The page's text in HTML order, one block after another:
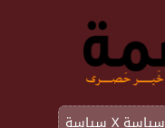
سياسة X سياسة